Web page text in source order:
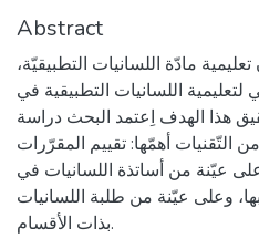
Abstract
مادّة اللسانيات التطبيقيّة،
اللسانيات التطبيقية في
هذا الهدف اِعتمد البحث دراسة
التّقنيات أهمّها: تقييم المقرّرات
على عيّنة من أساتذة اللسانيات في
وعلى عيّنة من طلبة اللسانيات
بذات الأقسام.